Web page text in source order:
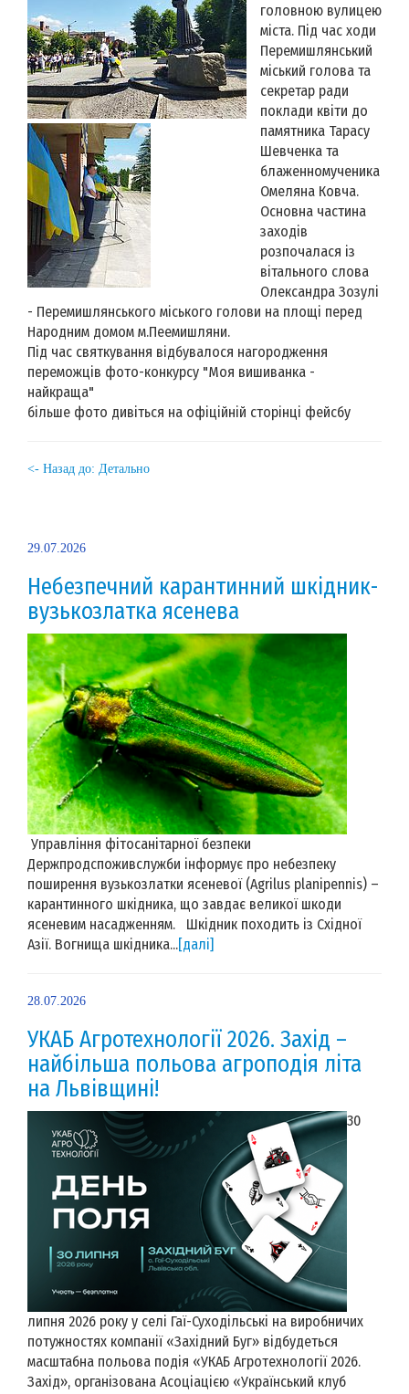
головною вулицею
міста. Під час ходи
Перемишлянський
міський голова та
секретар ради
поклади квіти до
памятника Тарасу
Шевченка та
блаженномученика
Омеляна Ковча.
Основна частина
заходів
розпочалася із
вітального слова
Олександра Зозулі
- Перемишлянського міського голови на площі перед
Народним домом м.Пеемишляни.
Під час святкування відбувалося нагородження
переможців фото-конкурсу "Моя вишиванка -
найкраща"
більше фото дивіться на офіційній сторінці фейсбу
<- Назад до: Детально
29.07.2026
Небезпечний карантинний шкідник-
вузькозлатка ясенева
Управління фітосанітарної безпеки
Держпродспоживслужби інформує про небезпеку
поширення вузькозлатки ясеневої (Agrilus planipennis) –
карантинного шкідника, що завдає великої шкоди
ясеневим насадженням. Шкідник походить із Східної
Азії. Вогнища шкідника...[далі]
28.07.2026
УКАБ Агротехнології 2026. Захід –
найбільша польова агроподія літа
на Львівщині!
30
липня 2026 року у селі Гаї-Суходільські на виробничих
потужностях компанії «Західний Буг» відбудеться
масштабна польова подія «УКАБ Агротехнології 2026.
Захід», організована Асоціацією «Український клуб